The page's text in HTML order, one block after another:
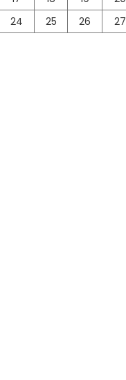
24 25 26 27